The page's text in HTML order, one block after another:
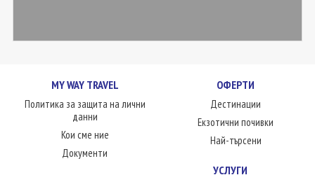
MY WAY TRAVEL
Политика за защита на лични
данни
Кои сме ние
Документи
ОФЕРТИ
Дестинации
Екзотични почивки
Най-търсени
УСЛУГИ